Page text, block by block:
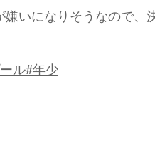
いになりそうなので、
ル#年少